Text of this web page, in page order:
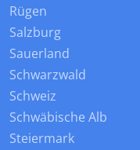
Rügen
Salzburg
Sauerland
Schwarzwald
Schweiz
Schwäbische Alb
Steiermark